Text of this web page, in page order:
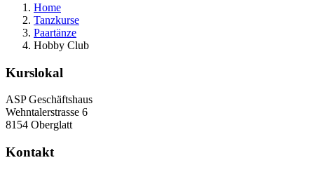
Home
Tanzkurse
Paartänze
Hobby Club
Kurslokal
ASP Geschäftshaus
Wehntalerstrasse 6
8154 Oberglatt
Kontakt